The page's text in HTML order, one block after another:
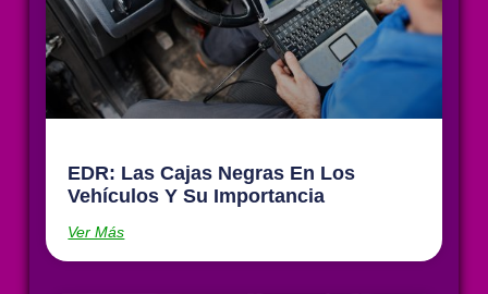
EDR: Las Cajas Negras En Los
Vehículos Y Su Importancia
Ver Más